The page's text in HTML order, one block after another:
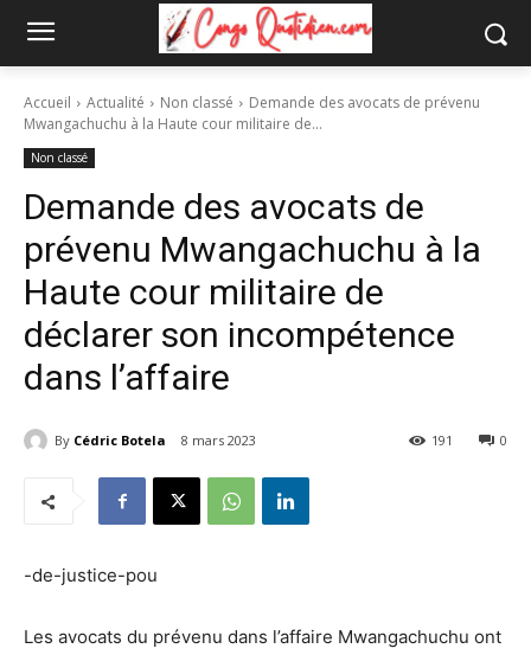
Accueil Actualité Non classé
Demande des avocats de prévenu
Mwangachuchu à la Haute cour militaire de...
Non classé
Demande des avocats de
prévenu Mwangachuchu à la
Haute cour militaire de
déclarer son incompétence
dans l’affaire
By Cédric Botela 8 mars 2023 0
191
-de-justice-pou
Les avocats du prévenu dans l’affaire Mwangachuchu ont